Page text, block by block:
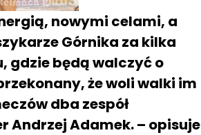
nowymi celami, a
Górnika za kilka
gdzie będą walczyć o
że woli walki im
dba zespół
Andrzej Adamek. – opisuje